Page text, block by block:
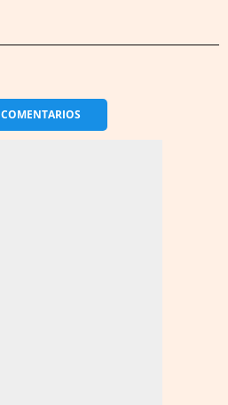
COMENTARIOS